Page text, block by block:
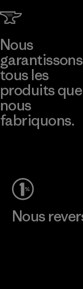
Nous
garantissons
tous les
produits que
nous
fabriquons.
Nous